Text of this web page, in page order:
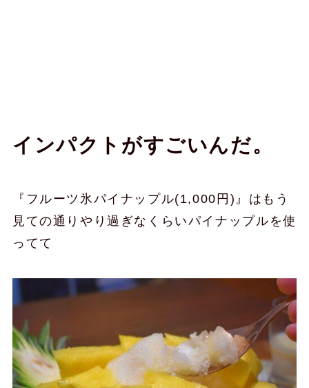
インパクトがすごいんだ。
『フルーツ氷パイナップル(1,000円)』はもう
見ての通りやり過ぎなくらいパイナップルを使
ってて